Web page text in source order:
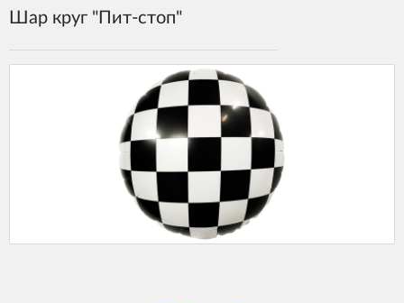
Шар круг "Пит-стоп"